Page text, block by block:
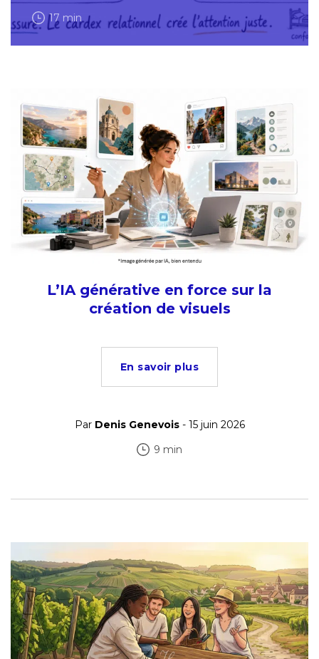
17 min
L’IA générative en force sur la
création de visuels
En savoir plus
Par Denis Genevois- 15 juin 2026
9 min